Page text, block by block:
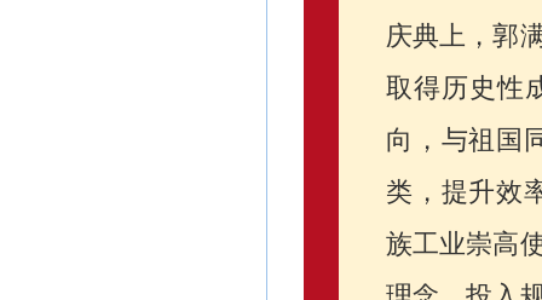
庆典上，郭
取得历史性
向，与祖国
类，提升效
族工业崇高